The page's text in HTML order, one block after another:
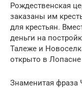
Рождественская
заказаны им
для крестьян.
деньги на
Талеже и
открыто в Лопасне
Знаменитая фраза